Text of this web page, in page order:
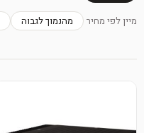
מיין לפי מחיר מהנמוך לגבוה